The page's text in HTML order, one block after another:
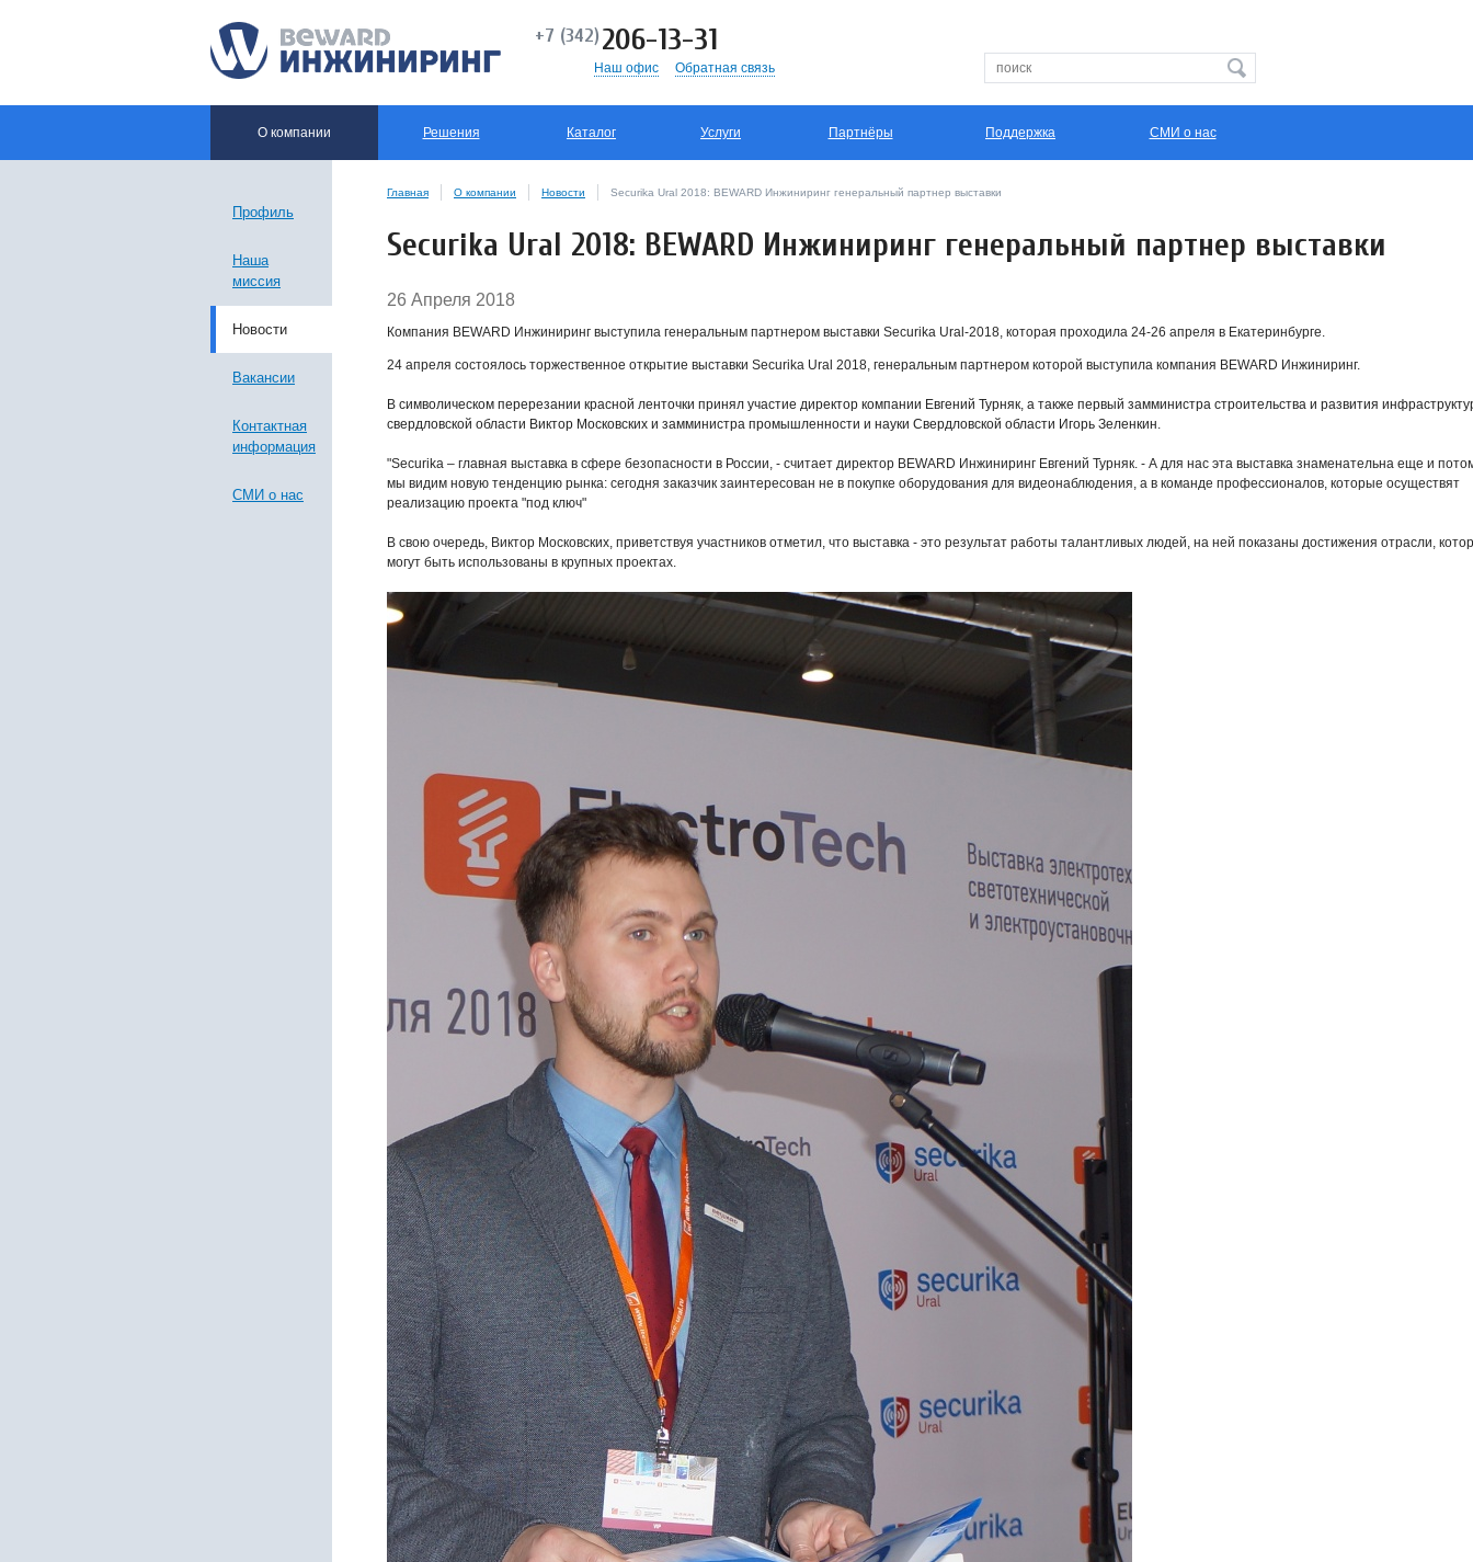
+7 (342)206-13-31
Наш офис Обратная связь
О компании Решения Каталог Услуги Партнёры Поддержка СМИ о нас
Профиль
Наша
миссия
Новости
Вакансии
Контактная
информация
СМИ о нас
Главная О компании Новости Securika Ural 2018: BEWARD Инжиниринг генеральный партнер выставки
Securika Ural 2018: BEWARD Инжиниринг генеральный партнер выставки
26 Апреля 2018
Компания BEWARD Инжиниринг выступила генеральным партнером выставки Securika Ural-2018, которая проходила 24-26 апреля в Екатеринбурге.
24 апреля состоялось торжественное открытие выставки Securika Ural 2018, генеральным партнером которой выступила компания BEWARD Инжиниринг.
В символическом перерезании красной ленточки принял участие директор компании Евгений Турняк, а также первый замминистра строительства и развития
свердловской области Виктор Московских и замминистра промышленности и науки Свердловской области Игорь Зеленкин.
"Securika – главная выставка в сфере безопасности в России, - считает директор BEWARD Инжиниринг Евгений Турняк. - А для нас эта выставка знаменательна еще и
мы видим новую тенденцию рынка: сегодня заказчик заинтересован не в покупке оборудования для видеонаблюдения, а в команде профессионалов, которые осуществят
реализацию проекта "под ключ"
В свою очередь, Виктор Московских, приветствуя участников отметил, что выставка - это результат работы талантливых людей, на ней показаны достижения отрасли,
могут быть использованы в крупных проектах.